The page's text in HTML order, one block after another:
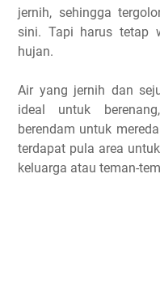
jernih, sehingga
sini. Tapi harus tetap
hujan.
Air yang jernih dan
ideal untuk
berendam untuk
terdapat pula area
keluarga atau teman-